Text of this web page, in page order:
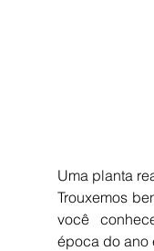
Uma planta
Trouxemos
você
época do ano